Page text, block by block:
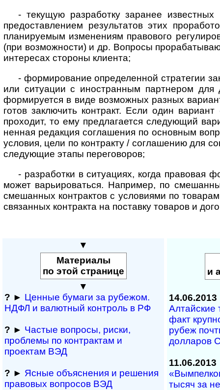
- текущую разработку заранее
предо­став­лением резуль­татов этих
плани­руемым изме­нениям право­вого
(при возможности) и др. Вопросы
интересах стороны клиента;
- формирование определенной стратегии
или ситуации с ино­стран­ным партнером для
форми­руется в виде возможных разных
готов заключить контракт. Если один
проходит, то ему предла­гается следу­ющий
ненная редакция соглашения по основным
условия, цели по контракту / согла­шению для
следующие этапы переговоров;
- разработки в ситуациях, когда правовая
может варь­иро­ваться. Например, по
смешан­ных контрактов с усло­виями по
связан­ных контракта на поставку товаров и
▼
Материалы
по этой странице
▼
? ► Ценные бумаги за рубежом.
НДФЛ и ва­лют­ный кон­т­роль в РФ
? ► Частые вопросы, рис­ки,
проблемы по конт­рактам и
проектам ВЭД
? ► Ясные объяснения и решения
правовых вопросов ВЭД
и
14.06.2013
Алтайские
факт
рубеж
долларов
11.06.2013
тысяч за